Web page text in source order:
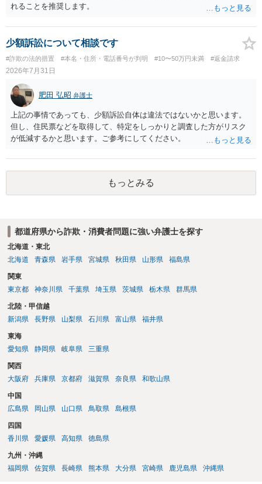
れることを推奨します。
少額訴訟について相談です
#詐欺の法的措置 #本名・住所・電話番号が判明 #10〜50万円未満 #返金請求
2026年7月31日
肥田 弘昭 弁護士
上記の事情であっても、少額訴訟自体は違法ではないかと思います。
但し、住民票などを取得して、特定をしっかりと調査した方がリスク
が低減するかと思います。ご参考にしてください。
もっとみる
都道府県から詐欺・消費者問題に強い弁護士を探す
北海道・東北
北海道
青森県 岩手県 宮城県 秋田県 山形県 福島県
関東
東京都
神奈川県 千葉県 埼玉県 茨城県 栃木県 群馬県
北陸・甲信越
新潟県
長野県 山梨県 石川県 富山県 福井県
東海
愛知県
静岡県 岐阜県 三重県
関西
大阪府
兵庫県 京都府 滋賀県 奈良県 和歌山県
中国
広島県
岡山県 山口県 鳥取県 島根県
四国
香川県
愛媛県 高知県 徳島県
九州・沖縄
福岡県
佐賀県 長崎県 熊本県 大分県 宮崎県 鹿児島県 沖縄県